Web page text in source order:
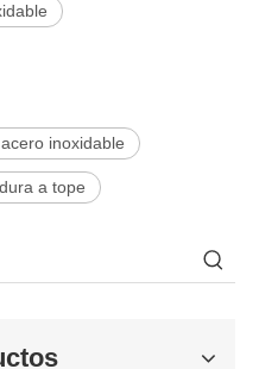
inoxidable
a tope
marinas y entornos